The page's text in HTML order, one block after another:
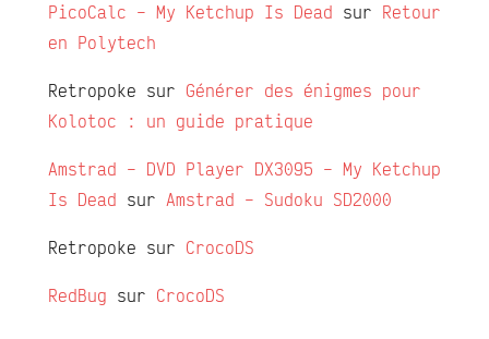
PicoCalc – My Ketchup Is Dead sur Retour
en Polytech
Retropoke sur Générer des énigmes pour
Kolotoc : un guide pratique
Amstrad – DVD Player DX3095 – My Ketchup
Is Dead sur Amstrad – Sudoku SD2000
Retropoke sur CrocoDS
RedBug sur CrocoDS